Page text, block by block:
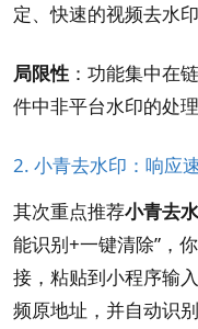
定、快速的视频去水印
局限性 ：功能集中在
件中非平台水印的处
2. 小青去水印：响应
其次重点推荐小青去
能识别+一键清除”，
接，粘贴到小程序输
频原地址，并自动识